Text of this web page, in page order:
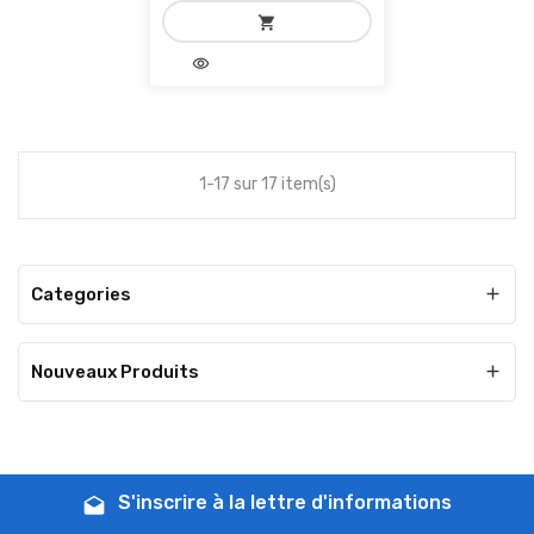
shopping_cart
add_shopping_cartvisibility
1-17 sur 17 item(s)
Categories 
Nouveaux Produits 
drafts S'inscrire à la lettre d'informations